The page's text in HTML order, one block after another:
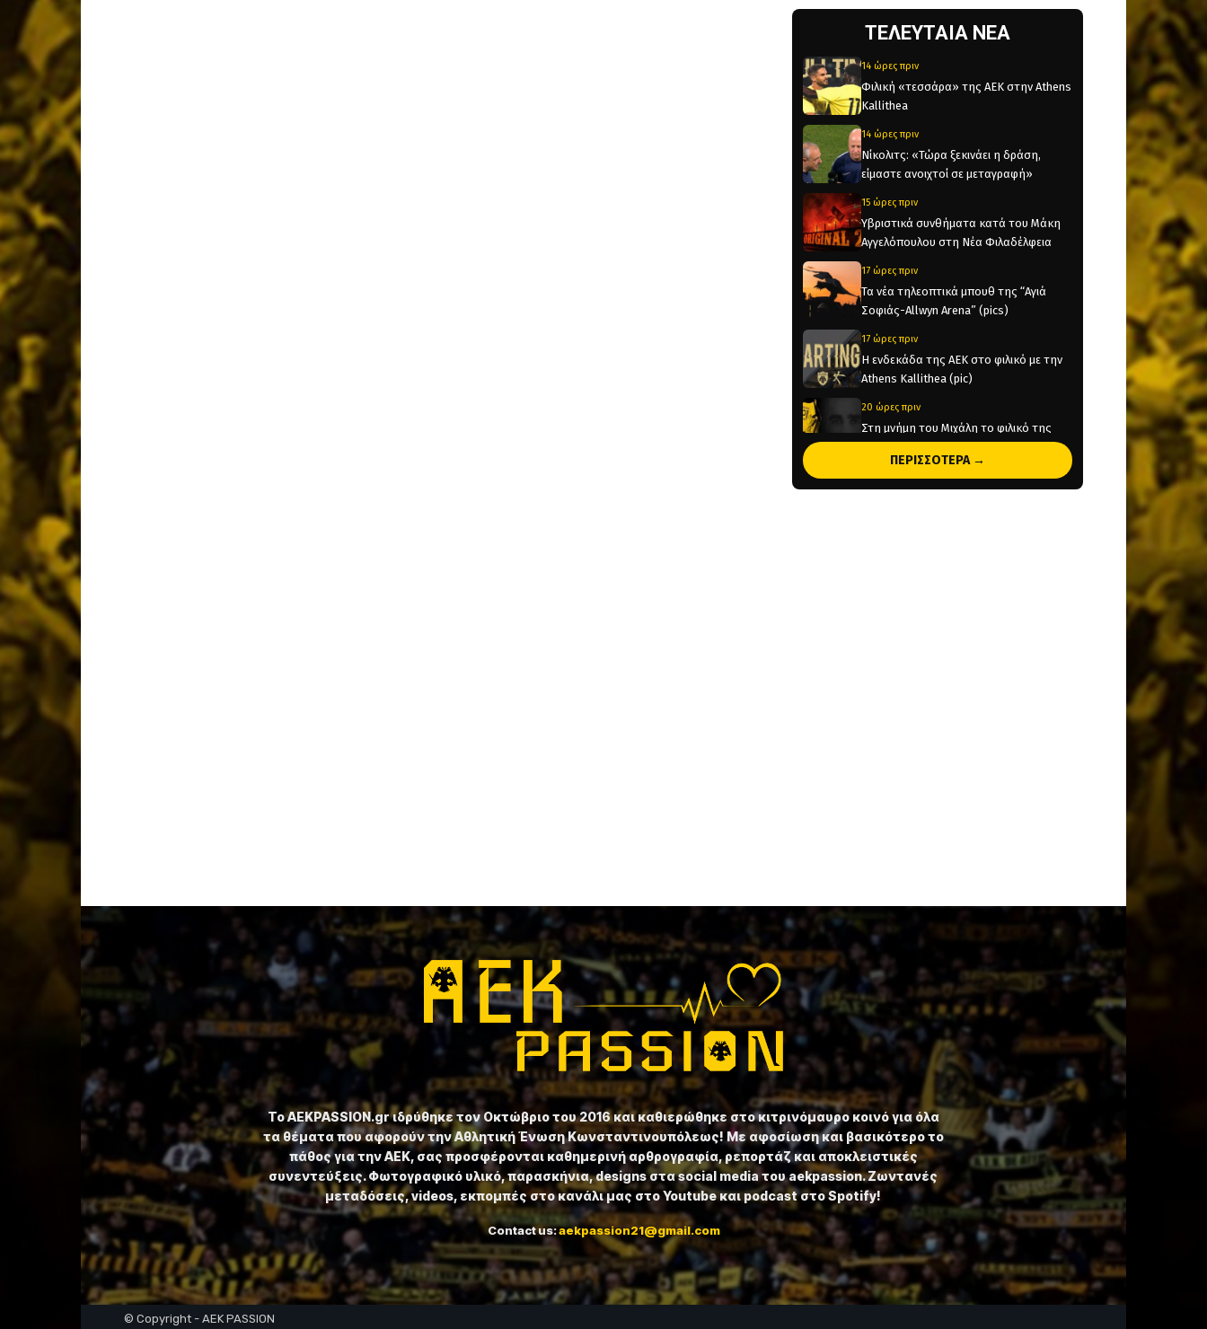
ΤΕΛΕΥΤΑΙΑ ΝΕΑ
14 ώρες πριν
Φιλική «τεσσάρα» της ΑΕΚ στην Athens
Kallithea
14 ώρες πριν
Νίκολιτς: «Τώρα ξεκινάει η δράση,
είμαστε ανοιχτοί σε μεταγραφή»
15 ώρες πριν
Υβριστικά συνθήματα κατά του Μάκη
Αγγελόπουλου στη Νέα Φιλαδέλφεια
17 ώρες πριν
Τα νέα τηλεοπτικά μπουθ της “Αγιά
Σοφιάς-Allwyn Arena” (pics)
17 ώρες πριν
Η ενδεκάδα της ΑΕΚ στο φιλικό με την
Athens Kallithea (pic)
20 ώρες πριν
Στη μνήμη του Μιχάλη το φιλικό της
ΠΕΡΙΣΣΟΤΕΡΑ →
Το ⁦AEKPASSION.gr⁩ ιδρύθηκε τον Οκτώβριο του 2016 και καθιερώθηκε στο κιτρινόμαυρο κοινό για όλα
τα θέματα που αφορούν την Αθλητική Ένωση Κωνσταντινουπόλεως! Με αφοσίωση και βασικότερο το
πάθος για την ΑΕΚ, σας προσφέρονται καθημερινή αρθρογραφία, ρεπορτάζ και αποκλειστικές
συνεντεύξεις. Φωτογραφικό υλικό, παρασκήνια, designs στα social media του aekpassion. Ζωντανές
μεταδόσεις, videos, εκπομπές στο κανάλι μας στο Youtube και podcast στο Spotify!
Contact us:aekpassion21@gmail.com
© Copyright - AEK PASSION